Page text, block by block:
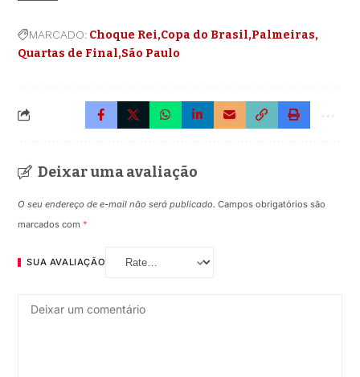
MARCADO: Choque Rei Copa do Brasil Palmeiras
Quartas de Final São Paulo
Deixar uma avaliação
O seu endereço de e-mail não será publicado. Campos obrigatórios são
marcados com*
SUA AVALIAÇÃO